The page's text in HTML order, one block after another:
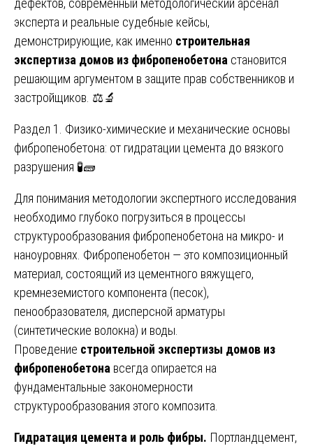
дефектов, современный методологический арсенал
эксперта и реальные судебные кейсы,
демонстрирующие, как именно строительная
экспертиза домов из фибропенобетона становится
решающим аргументом в защите прав собственников и
застройщиков. ⚖️🔬
Раздел 1. Физико-химические и механические основы
фибропенобетона: от гидратации цемента до вязкого
разрушения 🧪🧱
Для понимания методологии экспертного исследования
необходимо глубоко погрузиться в процессы
структурообразования фибропенобетона на микро- и
наноуровнях. Фибропенобетон — это композиционный
материал, состоящий из цементного вяжущего,
кремнеземистого компонента (песок),
пенообразователя, дисперсной арматуры
(синтетические волокна) и воды.
Проведение строительной экспертизы домов из
фибропенобетона всегда опирается на
фундаментальные закономерности
структурообразования этого композита.
Гидратация цемента и роль фибры. Портландцемент,